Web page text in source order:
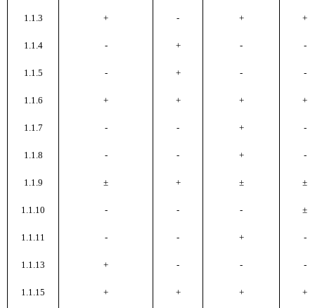
1.1.3 + - + +
1.1.4 - + - -
1.1.5 - + - -
1.1.6 + + + +
1.1.7 - - + -
1.1.8 - - + -
1.1.9 ± + ± ±
1.1.10 - - - ±
1.1.11 - - + -
1.1.13 + - - -
1.1.15 + + + +